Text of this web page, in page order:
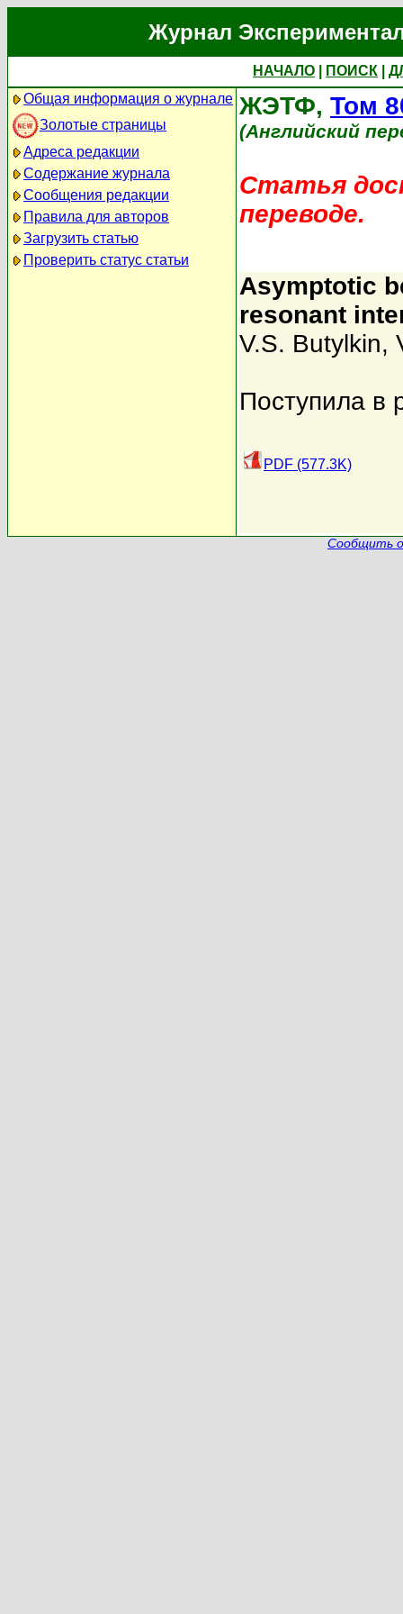
Журнал
НАЧАЛО ПОИСК
Общая информация о журнале
Золотые страницы
Адреса редакции
Содержание журнала
Сообщения редакции
Правила для авторов
Загрузить статью
Проверить статус статьи
ЖЭТФ, Том
(Английский
Статья
переводе.
Asymptotic
resonant
V.S. Butylkin,
Поступила в
PDF (577.3K)
Сообщить о